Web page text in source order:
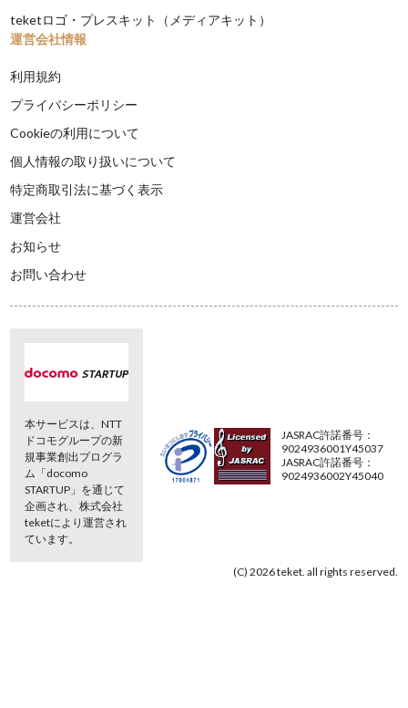
teketロゴ・プレスキット（メディアキット）
運営会社情報
利用規約
プライバシーポリシー
Cookieの利用について
個人情報の取り扱いについて
特定商取引法に基づく表示
運営会社
お知らせ
お問い合わせ
本サービスは、NTT
ドコモグループの新
規事業創出プログラ
ム「docomo
STARTUP」を通じて
企画され、株式会社
teketにより運営され
ています。
JASRAC許諾番号：
9024936001Y45037
JASRAC許諾番号：
9024936002Y45040
(C) 2026 teket. all rights reserved.